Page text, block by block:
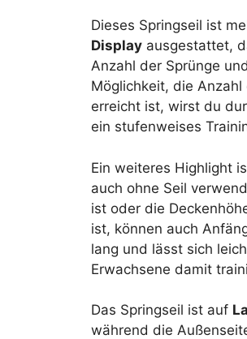
Dieses Springseil ist
Display ausgestattet,
Anzahl der Sprünge
Möglichkeit, die
erreicht ist, wirst du
ein stufenweises
Ein weiteres Highlight
auch ohne Seil
ist oder die
ist, können auch
lang und lässt sich
Erwachsene damit
Das Springseil ist auf
während die